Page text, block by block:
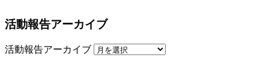
活動報告アーカイブ
活動報告アーカイブ